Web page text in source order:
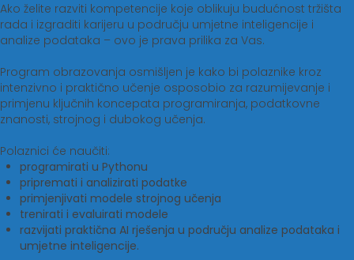
Ako želite razviti kompetencije koje oblikuju budućnost tržišta
rada i izgraditi karijeru u području umjetne inteligencije i
analize podataka – ovo je prava prilika za Vas.
Program obrazovanja osmišljen je kako bi polaznike kroz
intenzivno i praktično učenje osposobio za razumijevanje i
primjenu ključnih koncepata programiranja, podatkovne
znanosti, strojnog i dubokog učenja.
Polaznici će naučiti:
programirati u Pythonu
pripremati i analizirati podatke
primjenjivati modele strojnog učenja
trenirati i evaluirati modele
razvijati praktična AI rješenja u području analize podataka i
umjetne inteligencije.